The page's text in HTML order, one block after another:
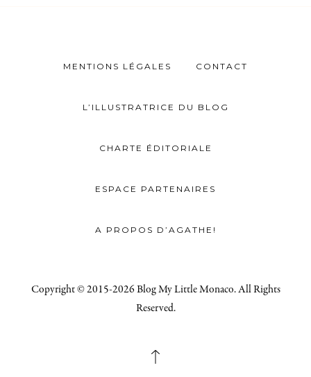
MENTIONS LÉGALES CONTACT
L’ILLUSTRATRICE DU BLOG
CHARTE ÉDITORIALE
ESPACE PARTENAIRES
A PROPOS D’AGATHE!
Copyright © 2015-2026 Blog My Little Monaco. All Rights
Reserved.